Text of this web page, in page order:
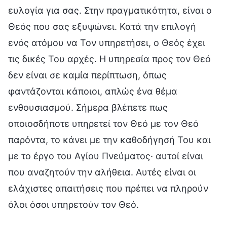
ευλογία για σας. Στην πραγματικότητα, είναι ο
Θεός που σας εξυψώνει. Κατά την επιλογή
ενός ατόμου να Τον υπηρετήσει, ο Θεός έχει
τις δικές Του αρχές. Η υπηρεσία προς τον Θεό
δεν είναι σε καμία περίπτωση, όπως
φαντάζονται κάποιοι, απλώς ένα θέμα
ενθουσιασμού. Σήμερα βλέπετε πως
οποιοσδήποτε υπηρετεί τον Θεό με τον Θεό
παρόντα, το κάνει με την καθοδήγησή Του και
με το έργο του Αγίου Πνεύματος· αυτοί είναι
που αναζητούν την αλήθεια. Αυτές είναι οι
ελάχιστες απαιτήσεις που πρέπει να πληρούν
όλοι όσοι υπηρετούν τον Θεό.